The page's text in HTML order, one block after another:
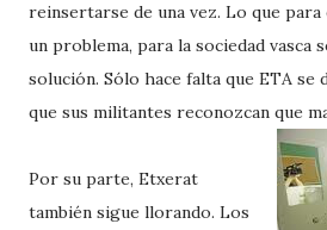
reinsertarse de una vez. Lo que
un problema, para la sociedad vasca
solución. Sólo hace falta que ETA se
que sus militantes reconozcan que
Por su parte, Etxerat
también sigue llorando. Los